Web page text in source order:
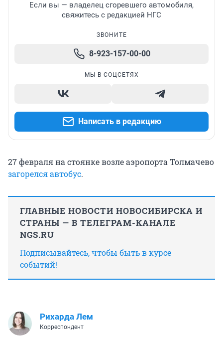
Если вы — владелец сгоревшего автомобиля,
свяжитесь с редакцией НГС
ЗВОНИТЕ
8-923-157-00-00
МЫ В СОЦСЕТЯХ
Написать в редакцию
27 февраля на стоянке возле аэропорта Толмачево
загорелся автобус.
ГЛАВНЫЕ НОВОСТИ НОВОСИБИРСКА И
СТРАНЫ — В ТЕЛЕГРАМ-КАНАЛЕ
NGS.RU
Подписывайтесь, чтобы быть в курсе
событий!
Рихарда Лем
Корреспондент